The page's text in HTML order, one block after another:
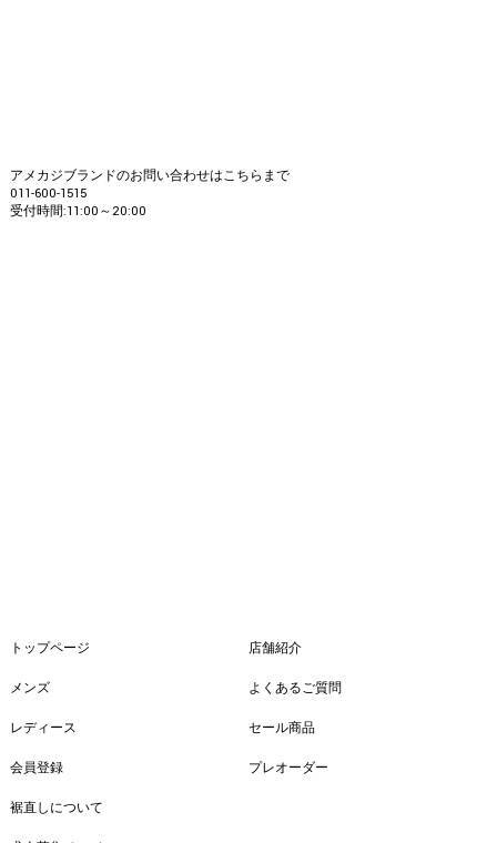
アメカジブランドのお問い合わせはこちらまで
011-600-1515
受付時間:11:00～20:00
トップページ
メンズ
レディース
会員登録
裾直しについて
店舗紹介
よくあるご質問
セール商品
プレオーダー